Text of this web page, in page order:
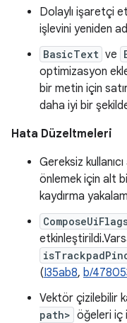
Dolaylı işaretçi
işlevini yeniden
BasicText ve
optimizasyon
bir metin için
daha iyi bir
Hata Düzeltmeleri
Gereksiz
önlemek için alt
kaydırma
(I35ab8, b/
Vektör çizilebilir
path> öğeleri iç